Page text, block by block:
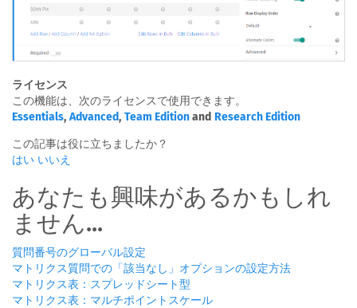
ライセンス
この機能は、次のライセンスで使用できます。
Essentials, Advanced, Team Editionand Research Edition
この記事は役に立ちましたか？
はい いいえ
あなたも興味があるかもしれ
ません...
質問番号のグローバル設定
マトリクス質問での「該当なし」オプションの設定方法
マトリクス表：スプレッドシート型
マトリクス表：マルチポイントスケール